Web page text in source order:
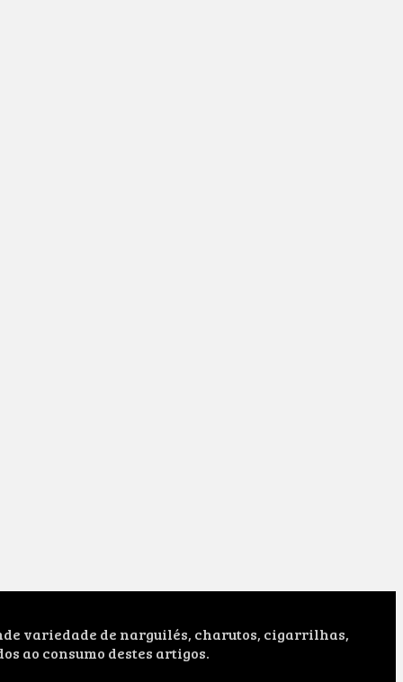
variedade de narguilés, charutos, cigarrilhas,
ao consumo destes artigos.